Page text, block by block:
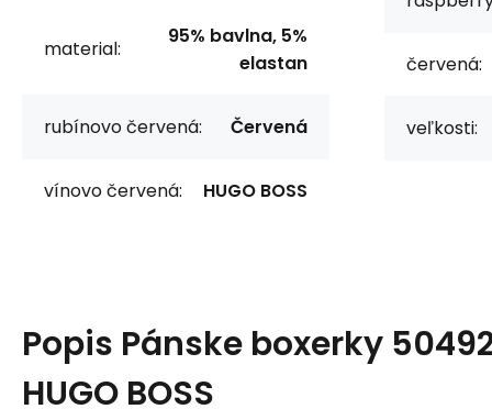
material:
95% bavlna, 5%
elastan
rubínovo červená: Červená
vínovo červená: HUGO BOSS
červená:
veľkosti:
Popis Pánske boxerky
HUGO BOSS